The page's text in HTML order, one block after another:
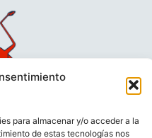
para almacenar y/o acceder a la
de estas tecnologías nos